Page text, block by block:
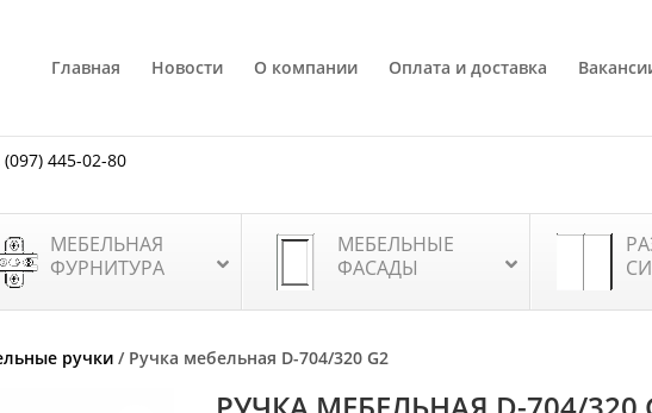
Главная Новости О компании Оплата и доставка
(097) 445-02-80
МЕБЕЛЬНАЯ
ФУРНИТУРА
МЕБЕЛЬНЫЕ
ФАСАДЫ
ручки / Ручка мебельная D-704/320 G2